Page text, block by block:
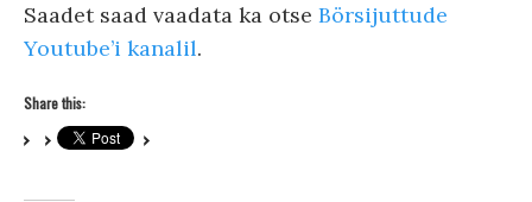
Saadet saad vaadata ka otse Börsijuttude
Youtube’i kanalil.
Share this: